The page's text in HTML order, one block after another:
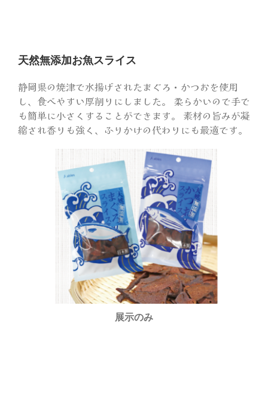
天然無添加お魚スライス
静岡県の焼津で水揚げされたまぐろ・かつおを使用
し、食べやすい厚削りにしました。 柔らかいので手で
も簡単に小さくすることができます。 素材の旨みが凝
縮され香りも強く、ふりかけの代わりにも最適です。
展示のみ